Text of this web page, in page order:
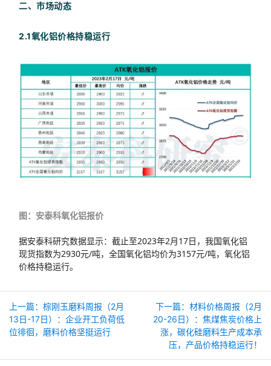
二、市场动态
2.1氧化铝价格持稳运行
图：安泰科氧化铝报价
据安泰科研究数据显示：截止至2023年2月17日，我国氧化铝
现货指数为2930元/吨，全国氧化铝均价为3157元/吨，氧化铝
价格持稳运行。
上一篇：棕刚玉磨料周报（2月
13日-17日）：企业开工负荷低
位徘徊，磨料价格坚挺运行
下一篇：材料价格周报（2月
20-26日）：焦煤焦炭价格上
涨，碳化硅磨料生产成本承
压，产品价格持稳运行！